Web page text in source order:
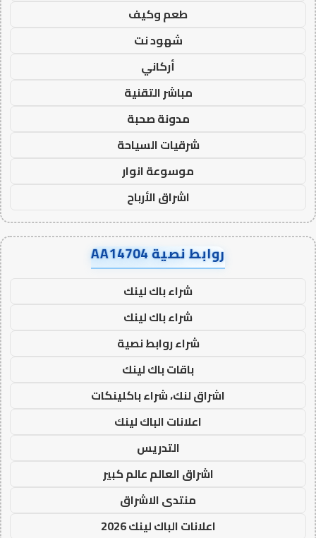
طعم وكيف
شهود نت
أركاني
مباشر التقنية
مدونة صحبة
شرقيات السياحة
موسوعة انوار
اشراق الأرباح
روابط نصية AA14704
شراء باك لينك
شراء باك لينك
شراء روابط نصية
باقات باك لينك
اشراق لنك، شراء باكلينكات
اعلانات الباك لينك
التدريس
اشراق العالم عالم كبير
منتدى الاشراق
اعلانات الباك لينك 2026